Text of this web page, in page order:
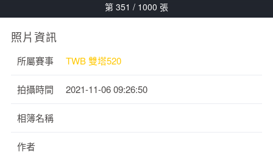
第 351 / 1000 張
照片資訊
所屬賽事 TWB 雙塔520
拍攝時間 2021-11-06 09:26:50
相簿名稱
作者